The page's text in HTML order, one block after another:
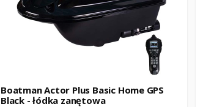
Boatman Actor Plus Basic Home GPS
Black - łódka zanętowa